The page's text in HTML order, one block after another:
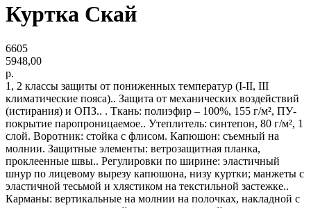
Куртка Скай
6605
5948,00
р.
1, 2 классы защиты от пониженных температур (I-II, III
климатические пояса).. Защита от механических воздействий
(истирания) и ОПЗ.. . Ткань: полиэфир – 100%, 155 г/м², ПУ-
покрытие паропроницаемое.. Утеплитель: синтепон, 80 г/м², 1
слой. Воротник: стойка с флисом. Капюшон: съемный на
молнии. Защитные элементы: ветрозащитная планка,
проклеенные швы.. Регулировки по ширине: эластичный
шнур по лицевому вырезу капюшона, низу куртки; манжеты с
эластичной тесьмой и хлястиком на текстильной застежке..
Карманы: вертикальные на молнии на полочках, накладной с